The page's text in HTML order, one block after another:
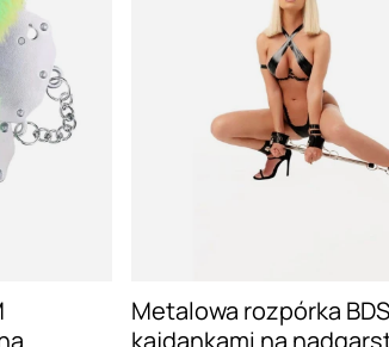
Metalowa rozpórka
kajdankami na